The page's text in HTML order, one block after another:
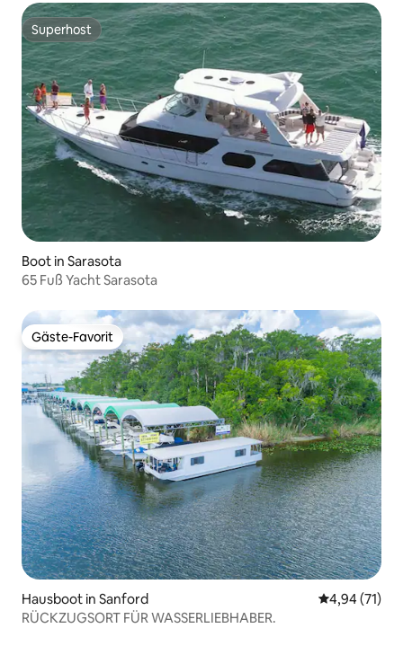
Superhost
Superhost
Boot in Sarasota
65 Fuß Yacht Sarasota
Gäste-Favorit
Gäste-Favorit
Hausboot in Sanford
4,94 (71)
RÜCKZUGSORT FÜR WASSERLIEBHABER.